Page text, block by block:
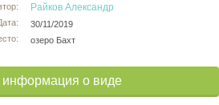
Райков Александр
30/11/2019
озеро Бахт
о виде